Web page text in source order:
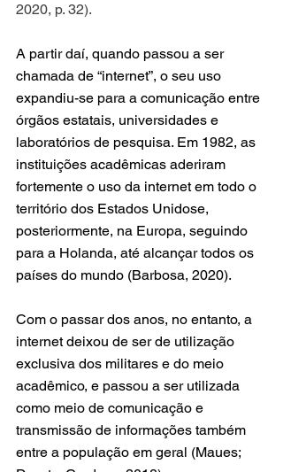
2020, p. 32).
A partir daí, quando passou a ser
chamada de “internet”, o seu uso
expandiu-se para a comunicação entre
órgãos estatais, universidades e
laboratórios de pesquisa. Em 1982, as
instituições acadêmicas aderiram
fortemente o uso da internet em todo o
território dos Estados Unidose,
posteriormente, na Europa, seguindo
para a Holanda, até alcançar todos os
países do mundo (Barbosa, 2020).
Com o passar dos anos, no entanto, a
internet deixou de ser de utilização
exclusiva dos militares e do meio
acadêmico, e passou a ser utilizada
como meio de comunicação e
transmissão de informações também
entre a população em geral (Maues;